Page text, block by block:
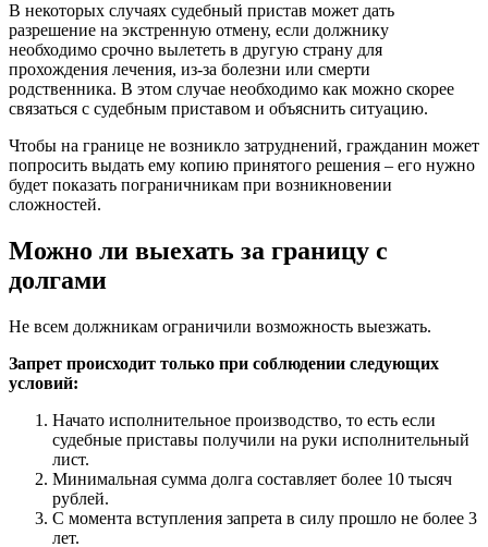
В некоторых случаях судебный пристав может дать
разрешение на экстренную отмену, если должнику
необходимо срочно вылететь в другую страну для
прохождения лечения, из-за болезни или смерти
родственника. В этом случае необходимо как можно скорее
связаться с судебным приставом и объяснить ситуацию.
Чтобы на границе не возникло затруднений, гражданин может
попросить выдать ему копию принятого решения – его нужно
будет показать пограничникам при возникновении
сложностей.
Можно ли выехать за границу с
долгами
Не всем должникам ограничили возможность выезжать.
Запрет происходит только при соблюдении следующих
условий:
Начато исполнительное производство, то есть если
судебные приставы получили на руки исполнительный
лист.
Минимальная сумма долга составляет более 10 тысяч
рублей.
С момента вступления запрета в силу прошло не более 3
лет.